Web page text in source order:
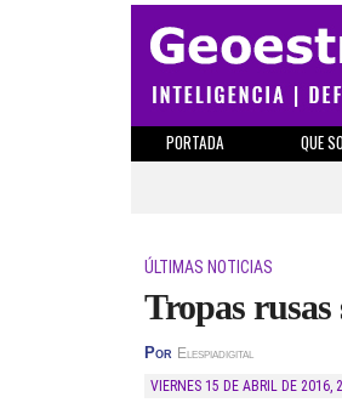
PORTADA QUE
ÚLTIMAS NOTICIAS
Tropas rusas
Por Elespiadigital
VIERNES 15 DE ABRIL DE 2016,